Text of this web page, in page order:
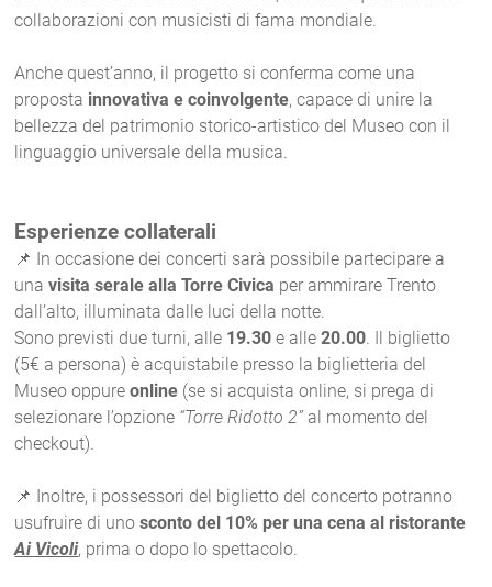
collaborazioni con musicisti di fama mondiale.
Anche quest’anno, il progetto si conferma come una
proposta innovativa e coinvolgente, capace di unire la
bellezza del patrimonio storico-artistico del Museo con il
linguaggio universale della musica.
Esperienze collaterali
📌 In occasione dei concerti sarà possibile partecipare a
unavisita serale alla Torre Civica per ammirare Trento
dall’alto, illuminata dalle luci della notte.
Sono previsti due turni, alle 19.30 e alle20.00. Il biglietto
(5€ a persona) è acquistabile presso la biglietteria del
Museo oppureonline (se si acquista online, si prega di
selezionare l’opzione “Torre Ridotto 2”al momento del
checkout).
📌 Inoltre, i possessori del biglietto del concerto potranno
usufruire di unosconto del 10% per una cena al ristorante
Ai Vicoli, prima o dopo lo spettacolo.